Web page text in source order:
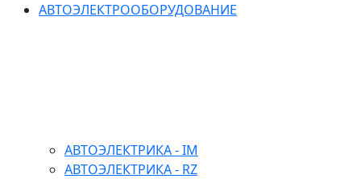
АВТОЭЛЕКТРООБОРУДОВАНИЕ
АВТОЭЛЕКТРИКА - IM
АВТОЭЛЕКТРИКА - RZ